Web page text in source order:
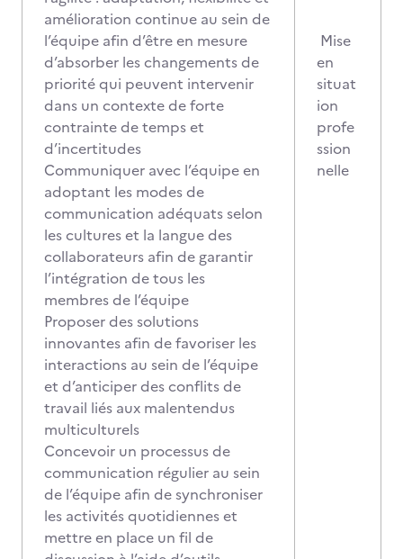
amélioration continue au sein de
l’équipe afin d’être en mesure
d’absorber les changements de
priorité qui peuvent intervenir
dans un contexte de forte
contrainte de temps et
d’incertitudes
Communiquer avec l’équipe en
adoptant les modes de
communication adéquats selon
les cultures et la langue des
collaborateurs afin de garantir
l’intégration de tous les
membres de l’équipe
Proposer des solutions
innovantes afin de favoriser les
interactions au sein de l’équipe
et d’anticiper des conflits de
travail liés aux malentendus
multiculturels
Concevoir un processus de
communication régulier au sein
de l’équipe afin de synchroniser
les activités quotidiennes et
mettre en place un fil de
Mise
en
situat
ion
profe
ssion
nelle